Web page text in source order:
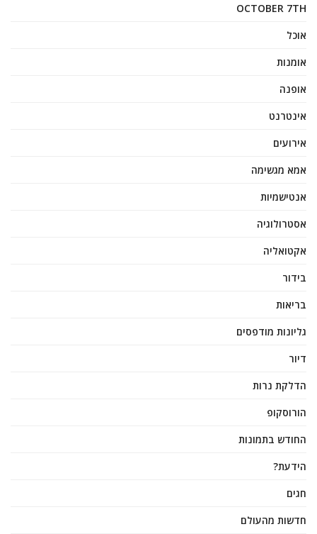
OCTOBER 7TH
אוכל
אומנות
אופנה
אינטרנט
אירועים
אמא מגשימה
אנטישמיות
אסטרולוגיה
אקטואליה
בידור
בריאות
גליונות מודפסים
דיור
הדלקת נרות
הורוסקופ
החודש בתמונות
הידעת?
חגים
חדשות מהעולם